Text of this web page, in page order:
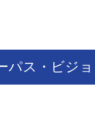
パス・ビジ